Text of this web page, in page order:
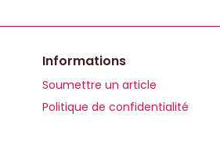
Informations
Soumettre un article
Politique de confidentialité